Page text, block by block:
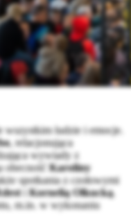
wszystkim ludzie i emocje.
, relacjonująca
wywiady z
obecnośćKaroliny
spotkania z czołowymi
iKornelią Olkucką.
m.in. w wykonaniu